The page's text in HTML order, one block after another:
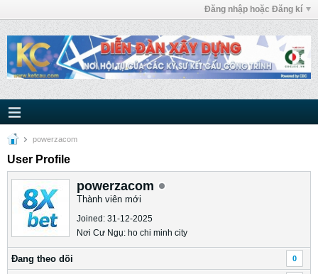
Đăng nhập hoặc Đăng kí
powerzacom
User Profile
powerzacom
Thành viên mới
Joined: 31-12-2025
Nơi Cư Ngụ: ho chi minh city
Ðang theo dõi 0